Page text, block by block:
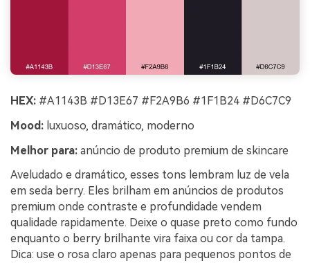
HEX: #A1143B #D13E67 #F2A9B6 #1F1B24 #D6C7C9
Mood: luxuoso, dramático, moderno
Melhor para: anúncio de produto premium de skincare
Aveludado e dramático, esses tons lembram luz de vela
em seda berry. Eles brilham em anúncios de produtos
premium onde contraste e profundidade vendem
qualidade rapidamente. Deixe o quase preto como fundo
enquanto o berry brilhante vira faixa ou cor da tampa.
Dica: use o rosa claro apenas para pequenos pontos de